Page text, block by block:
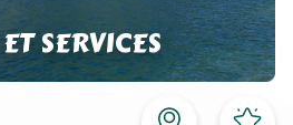
SERVICES